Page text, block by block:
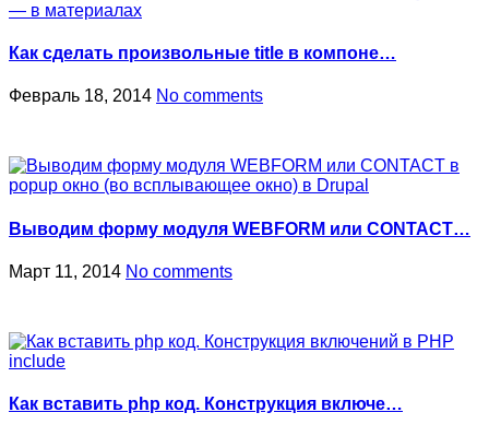
Как сделать произвольные title в компоне…
Февраль 18, 2014 No comments
Выводим форму модуля WEBFORM или CONTACT…
Март 11, 2014 No comments
Как вставить php код. Конструкция включе…